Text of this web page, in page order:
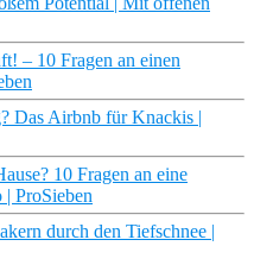
– 10 Fragen an einen
Das Airbnb für Knackis |
10 Fragen an eine
ProSieben
durch den Tiefschnee |